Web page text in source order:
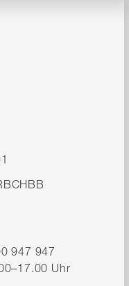
947 947
Uhr